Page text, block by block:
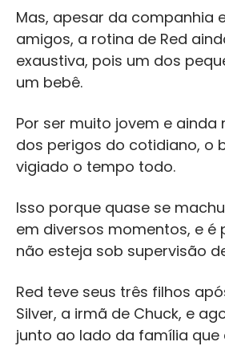
Mas, apesar da companhia
amigos, a rotina de Red
exaustiva, pois um dos
um bebê.
Por ser muito jovem e ainda
dos perigos do cotidiano, o
vigiado o tempo todo.
Isso porque quase se
em diversos momentos, e é
não esteja sob supervisão
Red teve seus três filhos
Silver, a irmã de Chuck, e
junto ao lado da família que